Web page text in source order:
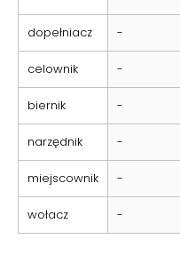
dopełniacz -
celownik -
biernik -
narzędnik -
miejscownik -
wołacz -